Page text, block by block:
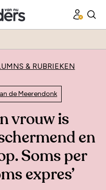
& RUBRIEKEN
de Meerendonk
vrouw is
en
Soms per
expres’